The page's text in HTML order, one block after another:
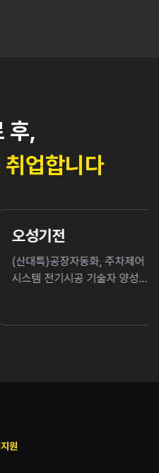
후,
업합니다
차제어
양성
(산대특)공장자
시스템 전기시공
원